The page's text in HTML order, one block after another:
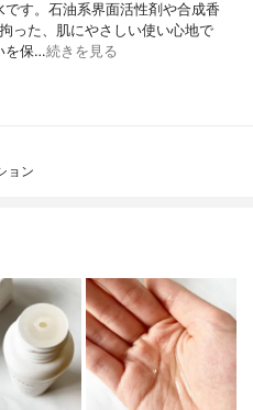
す。石油系界面活性剤や合成香
った、肌にやさしい使い心地で
を保…続きを見る
ョン